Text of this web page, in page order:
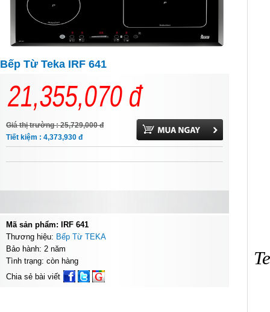
Bếp Từ Teka IRF 641
21,355,070đ
Giá thị trường : 25,729,000đ
Tiết kiệm : 4,373,930 đ
Mã sản phẩm: IRF 641
Thương hiệu: Bếp Từ TEKA
Bảo hành: 2 năm
Tình trạng: còn hàng
Chia sẻ bài viết